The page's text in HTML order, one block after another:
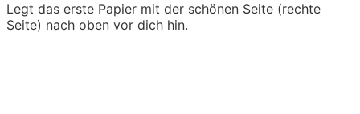
Legt das erste Papier mit der schönen Seite (rechte
Seite) nach oben vor dich hin.